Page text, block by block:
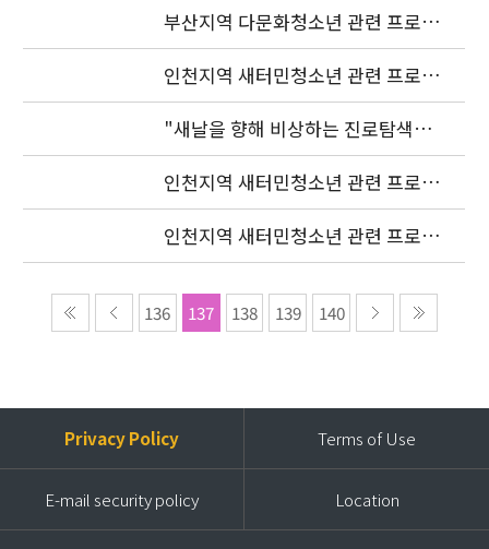
부산지역 다문화청소년 관련 프로젝
트 조정자 1차 서류전형 합격자 발표
인천지역 새터민청소년 관련 프로젝
트 조정자 모집 발표
"새날을 향해 비상하는 진로탐색여
행"(장소변경)
인천지역 새터민청소년 관련 프로젝
트 조정자 모집 발표 연기
인천지역 새터민청소년 관련 프로젝
트 조정자 모집공고
136 137 138 139 140
Privacy Policy Terms of Use
E-mail security policy Location